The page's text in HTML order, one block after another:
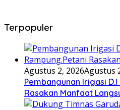
Terpopuler
Agustus 2, 2026Agustus
Pembangunan Irigasi
Rasakan Manfaat